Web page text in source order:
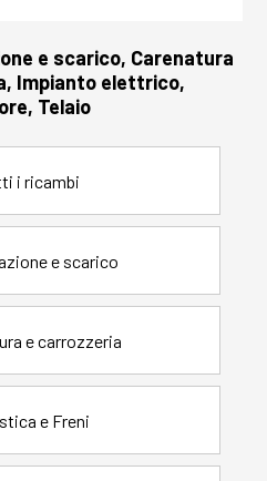
e scarico, Carenatura
Impianto elettrico,
Telaio
i ricambi
e scarico
e carrozzeria
e Freni